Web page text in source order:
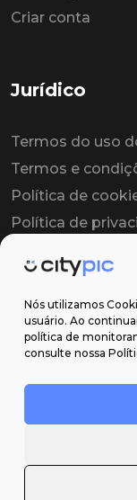
Nós utilizamos
usuário. Ao
política de
consulte nossa
Criar conta
Jurídico
Termos do uso
Termos e
Política de
Política de
Contrato de
Suporte
Email: